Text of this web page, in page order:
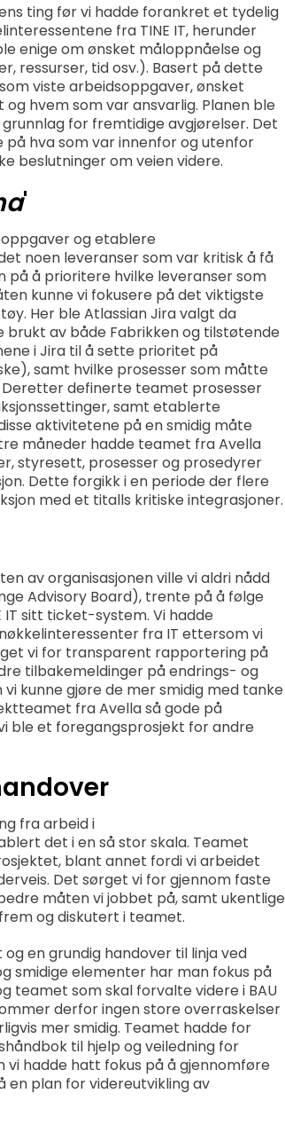
ting før vi hadde forankret et tydelig
fra TINE IT, herunder
enige om ønsket måloppnåelse og
ressurser, tid osv.). Basert på dette
viste arbeidsoppgaver, ønsket
hvem som var ansvarlig. Planen ble
for fremtidige avgjørelser. Det
hva som var innenfor og utenfor
beslutninger om veien videre.
'
og etablere
noen leveranser som var kritisk å få
på å prioritere hvilke leveranser som
kunne vi fokusere på det viktigste
Her ble Atlassian Jira valgt da
av både Fabrikken og tilstøtende
i Jira til å sette prioritet på
samt hvilke prosesser som måtte
Deretter definerte teamet prosesser
samt etablerte
aktivitetene på en smidig måte
måneder hadde teamet fra Avella
styresett, prosesser og prosedyrer
Dette forgikk i en periode der flere
med et titalls kritiske integrasjoner.
av organisasjonen ville vi aldri nådd
Advisory Board), trente på å følge
IT sitt ticket-system. Vi hadde
fra IT ettersom vi
vi for transparent rapportering på
tilbakemeldinger på endrings- og
kunne gjøre de mer smidig med tanke
fra Avella så gode på
ble et foregangsprosjekt for andre
fra arbeid i
det i en så stor skala. Teamet
blant annet fordi vi arbeidet
Det sørget vi for gjennom faste
måten vi jobbet på, samt ukentlige
og diskutert i teamet.
en grundig handover til linja ved
smidige elementer har man fokus på
teamet som skal forvalte videre i BAU
derfor ingen store overraskelser
mer smidig. Teamet hadde for
til hjelp og veiledning for
vi hadde hatt fokus på å gjennomføre
en plan for videreutvikling av